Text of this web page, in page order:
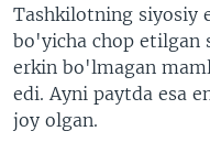
Tashkilotning siyosiy
bo'yicha chop etilgan
erkin bo'lmagan
edi. Ayni paytda esa
joy olgan.